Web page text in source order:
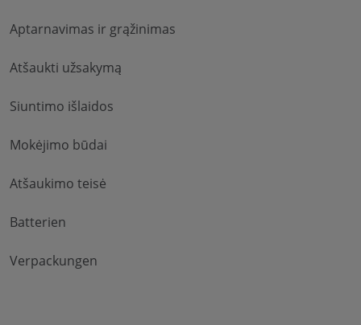
Aptarnavimas ir grąžinimas
Atšaukti užsakymą
Siuntimo išlaidos
Mokėjimo būdai
Atšaukimo teisė
Batterien
Verpackungen